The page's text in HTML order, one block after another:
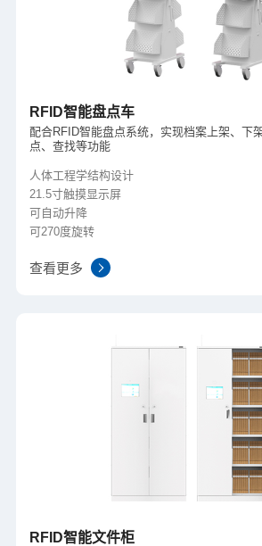
RFID智能盘点车
配合RFID智能盘点系统，实现档案上架、下
点、查找等功能
人体工程学结构设计
21.5寸触摸显示屏
可自动升降
可270度旋转
查看更多
RFID智能文件柜